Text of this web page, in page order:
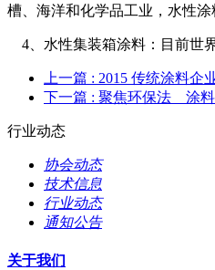
槽、海洋和化学品工业，水性
4、水性集装箱涂料：目前世
上一篇 : 2015 传统涂料企
下一篇 : 聚焦环保法 涂料
行业动态
协会动态
技术信息
行业动态
通知公告
关于我们